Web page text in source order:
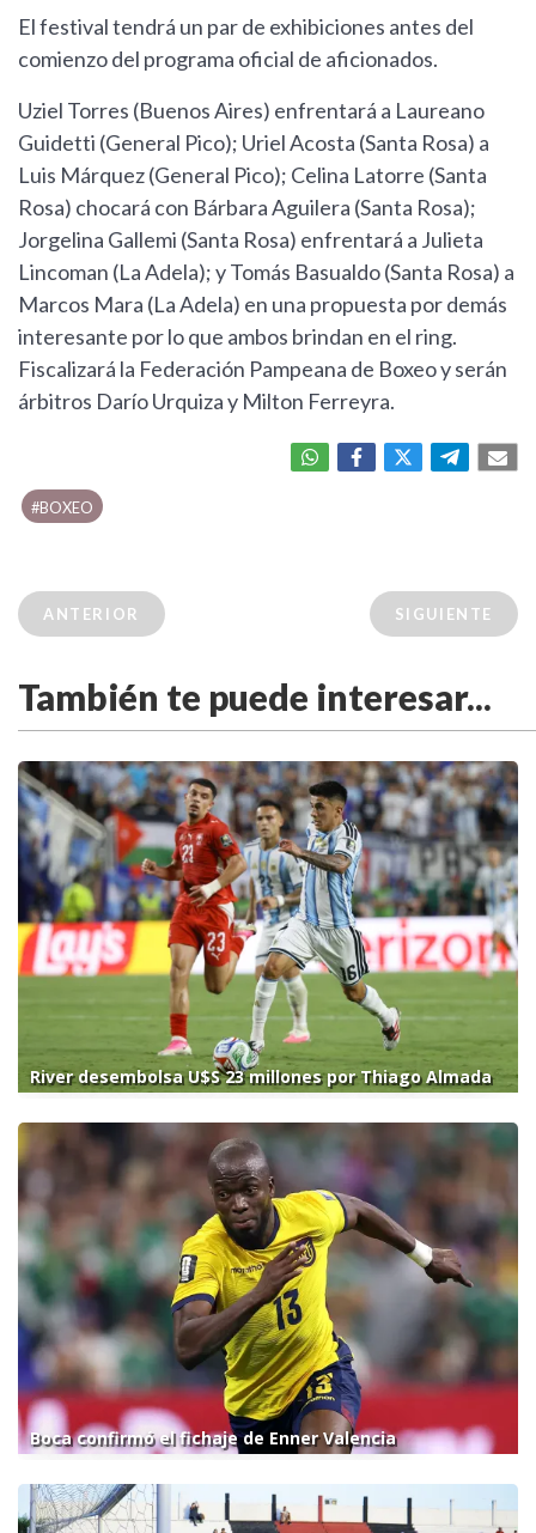
El festival tendrá un par de exhibiciones antes del
comienzo del programa oficial de aficionados.
Uziel Torres (Buenos Aires) enfrentará a Laureano
Guidetti (General Pico); Uriel Acosta (Santa Rosa) a
Luis Márquez (General Pico); Celina Latorre (Santa
Rosa) chocará con Bárbara Aguilera (Santa Rosa);
Jorgelina Gallemi (Santa Rosa) enfrentará a Julieta
Lincoman (La Adela); y Tomás Basualdo (Santa Rosa) a
Marcos Mara (La Adela) en una propuesta por demás
interesante por lo que ambos brindan en el ring.
Fiscalizará la Federación Pampeana de Boxeo y serán
árbitros Darío Urquiza y Milton Ferreyra.
#BOXEO
ANTERIOR SIGUIENTE
También te puede interesar...
River desembolsa U$S 23 millones por Thiago Almada
Boca confirmó el fichaje de Enner Valencia